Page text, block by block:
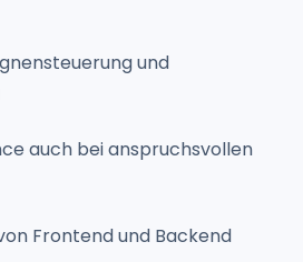
und
auch bei anspruchsvollen
Frontend und Backend